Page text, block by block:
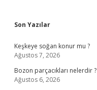
Sidebar
Son Yazılar
Keşkeye soğan konur mu ?
Ağustos 7, 2026
Bozon parçacıkları nelerdir ?
Ağustos 6, 2026